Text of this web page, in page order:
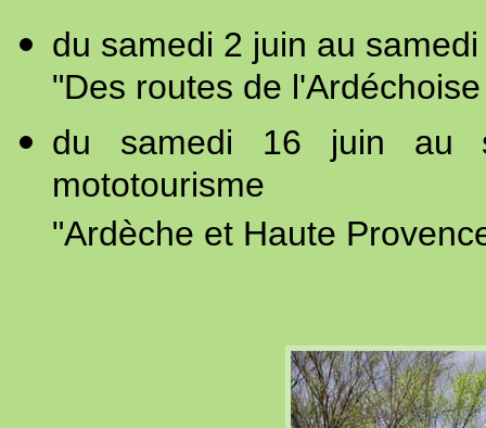
du samedi 2 juin au
"Des routes de
du samedi 16 juin au
mototourisme
"Ardèche et Haute